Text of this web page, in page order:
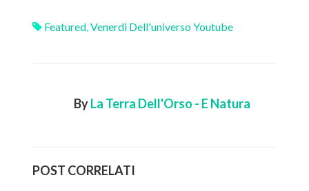
Featured,Venerdi Dell'universo Youtube
ByLa Terra Dell'Orso - E Natura
POST CORRELATI